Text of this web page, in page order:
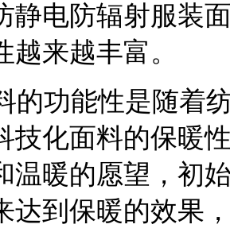
静电防辐射服装
越来越丰富。
功能性是随着
技化面料的保暖
温暖的愿望，初
达到保暖的效果